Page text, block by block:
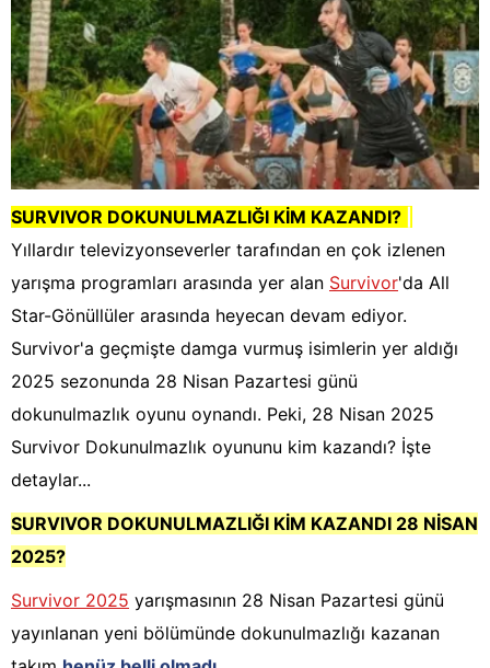
SURVIVOR DOKUNULMAZLIĞI KİM KAZANDI?
Yıllardır televizyonseverler tarafından en çok izlenen
yarışma programları arasında yer alan Survivor'da All
Star-Gönüllüler arasında heyecan devam ediyor.
Survivor'a geçmişte damga vurmuş isimlerin yer aldığı
2025 sezonunda 28 Nisan Pazartesi günü
dokunulmazlık oyunu oynandı. Peki, 28 Nisan 2025
Survivor Dokunulmazlık oyununu kim kazandı? İşte
detaylar...
SURVIVOR DOKUNULMAZLIĞI KİM KAZANDI 28 NİSAN
2025?
Survivor 2025 yarışmasının 28 Nisan Pazartesi günü
yayınlanan yeni bölümünde dokunulmazlığı kazanan